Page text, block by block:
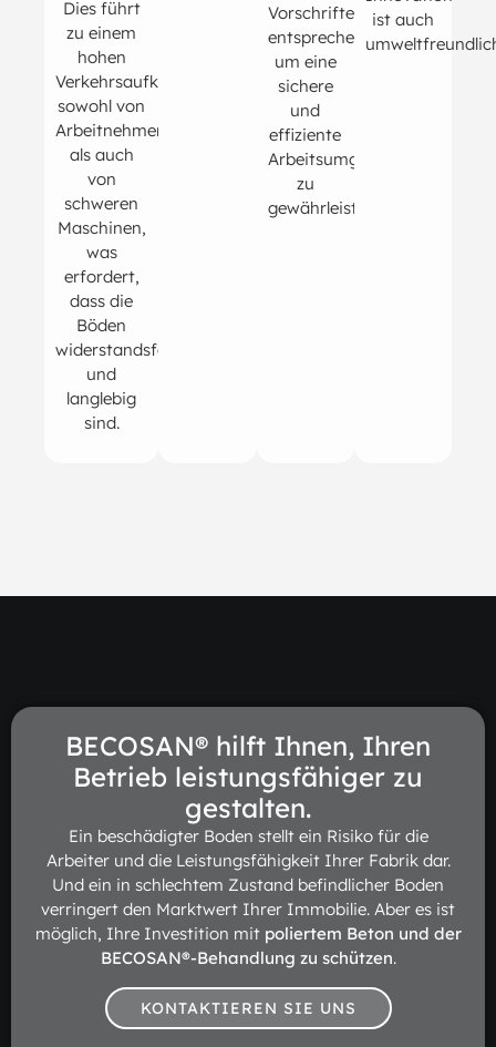
Dies führt
zu einem
hohen
Verkehrsaufkommen,
sowohl von
Arbeitnehmern
als auch
von
schweren
Maschinen,
was
erfordert,
dass die
Böden
widerstandsfähig
und
langlebig
sind.
Vorschriften
entsprechen,
um eine
sichere
und
effiziente
Arbeitsumgebung
zu
gewährleisten.
ist auch
BECOSAN® hilft Ihnen, Ihren
Betrieb leistungsfähiger zu
gestalten.
Ein beschädigter Boden stellt ein Risiko für die
Arbeiter und die Leistungsfähigkeit Ihrer Fabrik dar.
Und ein in schlechtem Zustand befindlicher Boden
verringert den Marktwert Ihrer Immobilie. Aber es ist
möglich, Ihre Investition mit poliertem Beton und der
BECOSAN®-Behandlung zu schützen.
KONTAKTIEREN SIE UNS